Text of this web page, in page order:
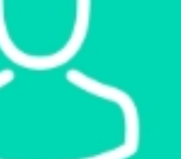
торгов
недвижимого имущества в д. Новая